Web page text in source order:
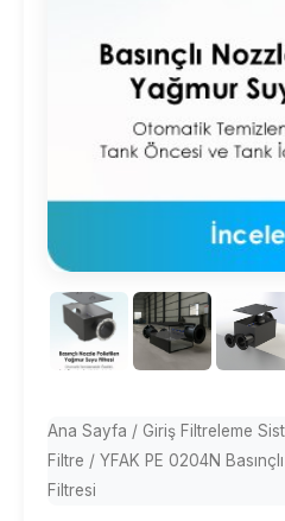
Ana Sayfa / Giriş Filtreleme
Filtre / YFAK PE 0204N
Filtresi